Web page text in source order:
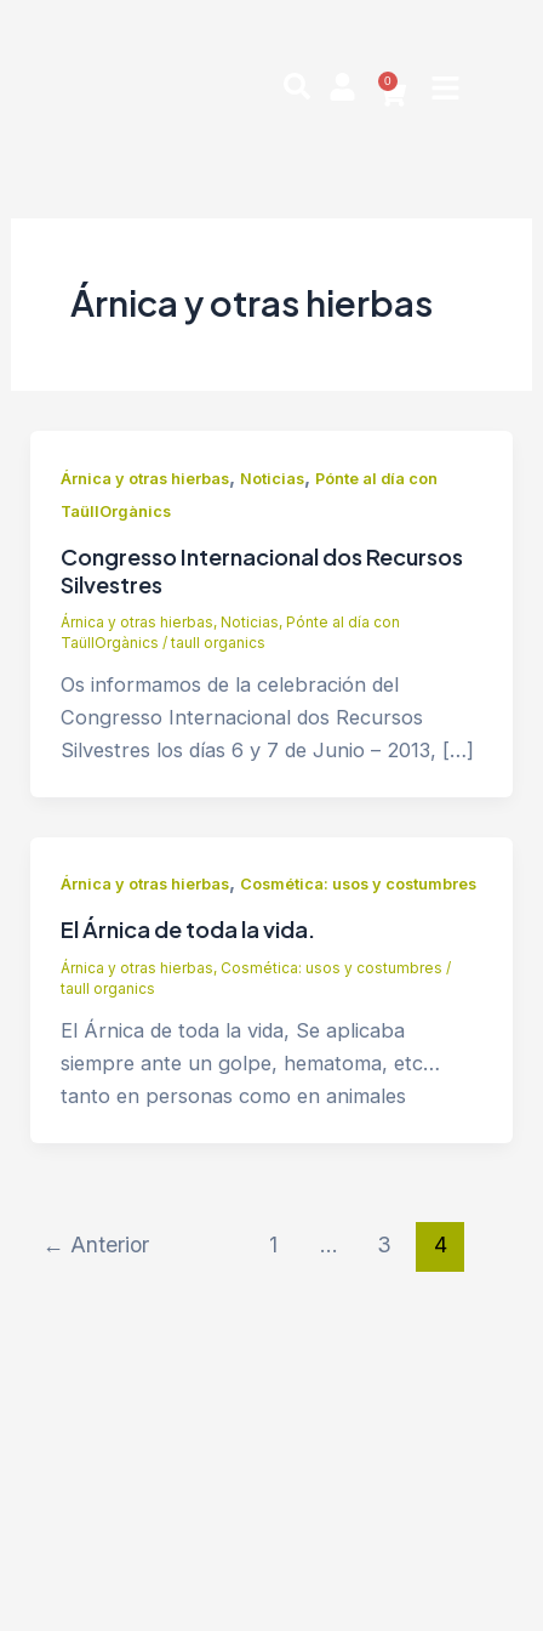
0
Cart
Árnica y otras hierbas
Árnica y otras hierbas, Noticias, Pónte al día con
TaüllOrgànics
Congresso Internacional dos Recursos
Silvestres
Árnica y otras hierbas, Noticias, Pónte al día con
TaüllOrgànics /taull organics
Os informamos de la celebración del
Congresso Internacional dos Recursos
Silvestres los días 6 y 7 de Junio – 2013, […]
Árnica y otras hierbas, Cosmética: usos y costumbres
El Árnica de toda la vida.
Árnica y otras hierbas, Cosmética: usos y costumbres /
taull organics
El Árnica de toda la vida, Se aplicaba
siempre ante un golpe, hematoma, etc…
tanto en personas como en animales
← Anterior 1 … 3 4